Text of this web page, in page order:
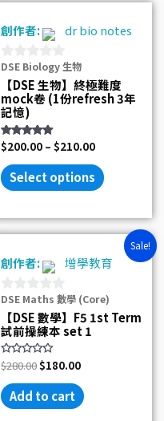
創作者: dr bio notes
0
out
of
5
DSE Biology 生物
【DSE 生物】終極難度
mock卷 (1份refresh 3年
記憶)
Rated
5.00
out of 5
$200.00 –$210.00
Select options
Sale!
創作者: 增學教育
0
out
of
5
DSE Maths 數學 (Core)
【DSE 數學】F5 1st Term
試前操練本 set 1
Rated
0
out
of
5
$280.00
price
was:
$180.00
price
is:
Add to cart